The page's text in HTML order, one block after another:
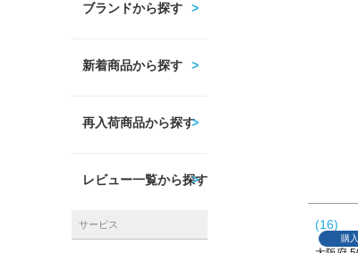
ブランドから探す
新着商品から探す
再入荷商品から探す
レビュー一覧から探す
サービス 16
購